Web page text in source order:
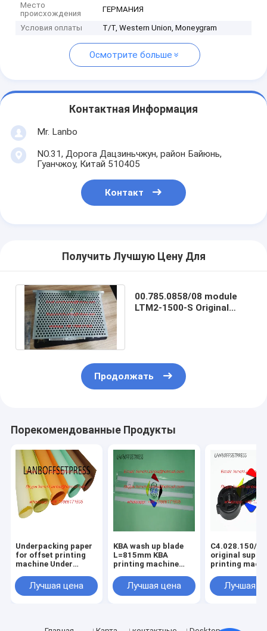
Место
происхождения
ГЕРМАНИЯ
Условия оплаты T/T, Western Union, Moneygram
Осмотрите больше
Контактная Информация
Mr. Lanbo
NO.31, Дорога Дацзиньчжун, район Байюнь,
Гуанчжоу, Китай 510405
Контакт
Получить Лучшую Цену Для
00.785.0858/08 module
LTM2-1500-S Original
Продолжать
Порекомендованные Продукты
Underpacking paper
for offset printing
machine Under
Лучшая цена
KBA wash up blade
L=815mm KBA
printing machine
Лучшая цена
C4.028.150/01
original
printing
Лучшая